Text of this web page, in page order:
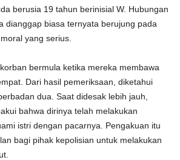
berusia 19 tahun berinisial W. Hubungan
dianggap biasa ternyata berujung pada
yang serius.
bermula ketika mereka membawa
Dari hasil pemeriksaan, diketahui
dua. Saat didesak lebih jauh,
bahwa dirinya telah melakukan
istri dengan pacarnya. Pengakuan itu
bagi pihak kepolisian untuk melakukan